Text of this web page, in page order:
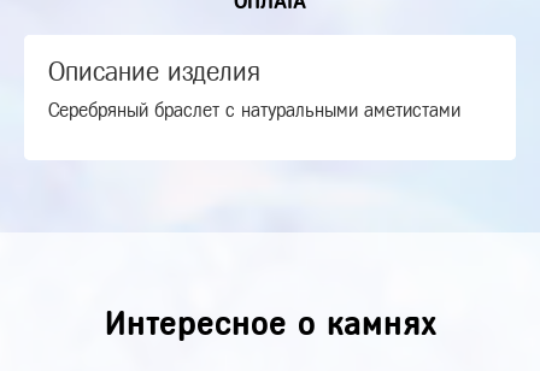
Описание изделия
Серебряный браслет с натуральными аметистами
Интересное о камнях